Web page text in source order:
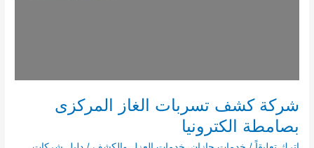
شركة كشف تسربات الغاز المركزى
بصامطة الكترونيا